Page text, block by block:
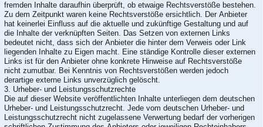
fremden Inhalte daraufhin überprüft, ob etwaige Rechtsverstöße bestehen.
Zu dem Zeitpunkt waren keine Rechtsverstöße ersichtlich. Der Anbieter
hat keinerlei Einfluss auf die aktuelle und zukünftige Gestaltung und auf
die Inhalte der verknüpften Seiten. Das Setzen von externen Links
bedeutet nicht, dass sich der Anbieter die hinter dem Verweis oder Link
liegenden Inhalte zu Eigen macht. Eine ständige Kontrolle dieser externen
Links ist für den Anbieter ohne konkrete Hinweise auf Rechtsverstöße
nicht zumutbar. Bei Kenntnis von Rechtsverstößen werden jedoch
derartige externe Links unverzüglich gelöscht.
3. Urheber- und Leistungsschutzrechte
Die auf dieser Website veröffentlichten Inhalte unterliegen dem deutschen
Urheber- und Leistungsschutzrecht. Jede vom deutschen Urheber- und
Leistungsschutzrecht nicht zugelassene Verwertung bedarf der vorherigen